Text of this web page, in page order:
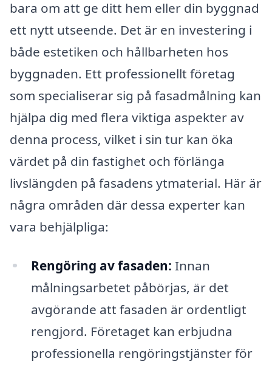
bara om att ge ditt hem eller din byggnad
ett nytt utseende. Det är en investering i
både estetiken och hållbarheten hos
byggnaden. Ett professionellt företag
som specialiserar sig på fasadmålning kan
hjälpa dig med flera viktiga aspekter av
denna process, vilket i sin tur kan öka
värdet på din fastighet och förlänga
livslängden på fasadens ytmaterial. Här är
några områden där dessa experter kan
vara behjälpliga:
Rengöring av fasaden: Innan
målningsarbetet påbörjas, är det
avgörande att fasaden är ordentligt
rengjord. Företaget kan erbjudna
professionella rengöringstjänster för